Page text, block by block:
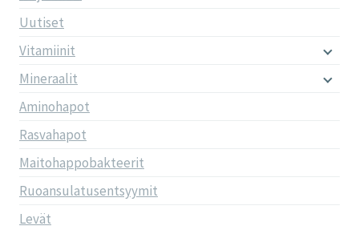
Uutiset
Vitamiinit
Mineraalit
Aminohapot
Rasvahapot
Maitohappobakteerit
Ruoansulatusentsyymit
Levät